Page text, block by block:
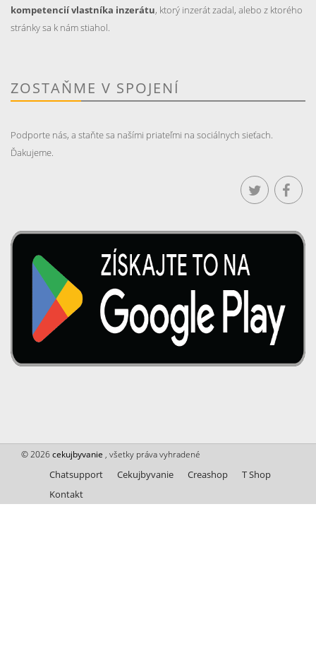
kompetencií vlastníka inzerátu, ktorý inzerát zadal, alebo z ktorého
stránky sa k nám stiahol.
ZOSTAŇME V SPOJENÍ
Podporte nás, a staňte sa našími priateľmi na sociálnych sieťach.
Ďakujeme.
© 2026cekujbyvanie , všetky práva vyhradené
Chatsupport Cekujbyvanie Creashop
T Shop
Kontakt